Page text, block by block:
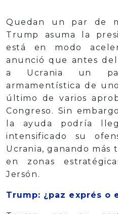
Quedan un par de
Trump asuma la
está en modo
anunció que antes
a Ucrania un
armamentística de
último de varios
Congreso. Sin
la ayuda podría
intensificado su
Ucrania, ganando más
en zonas
Jersón.
Trump: ¿paz exprés o